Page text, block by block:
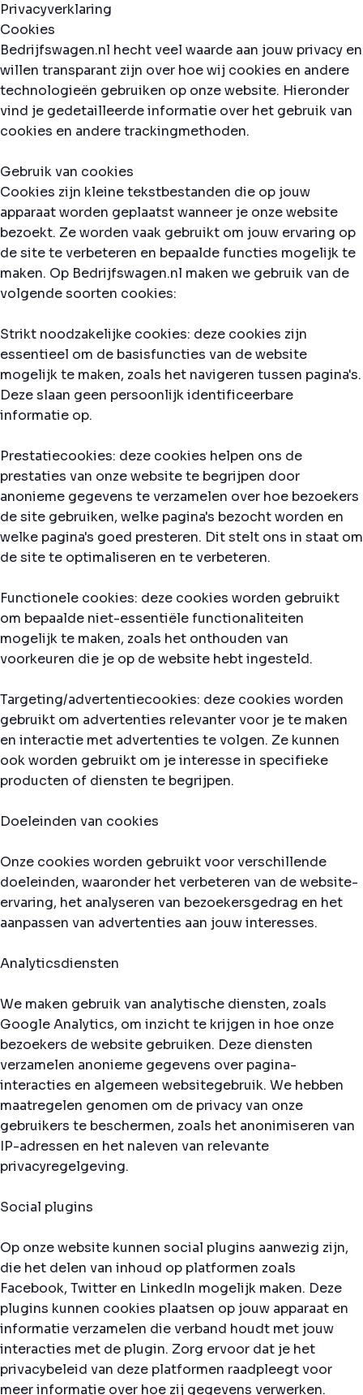
Privacyverklaring
Cookies
Bedrijfswagen.nl hecht veel waarde aan jouw privacy en
willen transparant zijn over hoe wij cookies en andere
technologieën gebruiken op onze website. Hieronder
vind je gedetailleerde informatie over het gebruik van
cookies en andere trackingmethoden.
Gebruik van cookies
Cookies zijn kleine tekstbestanden die op jouw
apparaat worden geplaatst wanneer je onze website
bezoekt. Ze worden vaak gebruikt om jouw ervaring op
de site te verbeteren en bepaalde functies mogelijk te
maken. Op Bedrijfswagen.nl maken we gebruik van de
volgende soorten cookies:
Strikt noodzakelijke cookies: deze cookies zijn
essentieel om de basisfuncties van de website
mogelijk te maken, zoals het navigeren tussen pagina's.
Deze slaan geen persoonlijk identificeerbare
informatie op.
Prestatiecookies: deze cookies helpen ons de
prestaties van onze website te begrijpen door
anonieme gegevens te verzamelen over hoe bezoekers
de site gebruiken, welke pagina's bezocht worden en
welke pagina's goed presteren. Dit stelt ons in staat om
de site te optimaliseren en te verbeteren.
Functionele cookies: deze cookies worden gebruikt
om bepaalde niet-essentiële functionaliteiten
mogelijk te maken, zoals het onthouden van
voorkeuren die je op de website hebt ingesteld.
Targeting/advertentiecookies: deze cookies worden
gebruikt om advertenties relevanter voor je te maken
en interactie met advertenties te volgen. Ze kunnen
ook worden gebruikt om je interesse in specifieke
producten of diensten te begrijpen.
Doeleinden van cookies
Onze cookies worden gebruikt voor verschillende
doeleinden, waaronder het verbeteren van de website-
ervaring, het analyseren van bezoekersgedrag en het
aanpassen van advertenties aan jouw interesses.
Analyticsdiensten
We maken gebruik van analytische diensten, zoals
Google Analytics, om inzicht te krijgen in hoe onze
bezoekers de website gebruiken. Deze diensten
verzamelen anonieme gegevens over pagina-
interacties en algemeen websitegebruik. We hebben
maatregelen genomen om de privacy van onze
gebruikers te beschermen, zoals het anonimiseren van
IP-adressen en het naleven van relevante
privacyregelgeving.
Social plugins
Op onze website kunnen social plugins aanwezig zijn,
die het delen van inhoud op platformen zoals
Facebook, Twitter en LinkedIn mogelijk maken. Deze
plugins kunnen cookies plaatsen op jouw apparaat en
informatie verzamelen die verband houdt met jouw
interacties met de plugin. Zorg ervoor dat je het
privacybeleid van deze platformen raadpleegt voor
meer informatie over hoe zij gegevens verwerken.